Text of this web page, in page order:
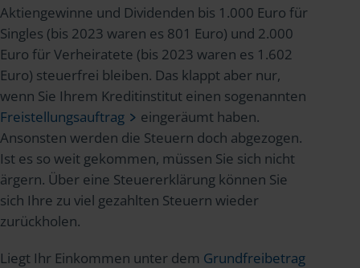
Aktiengewinne und Dividenden bis 1.000 Euro für
Singles (bis 2023 waren es 801 Euro) und 2.000
Euro für Verheiratete (bis 2023 waren es 1.602
Euro) steuerfrei bleiben. Das klappt aber nur,
wenn Sie Ihrem Kreditinstitut einen sogenannten
Freistellungsauftrag
eingeräumt haben.
Ansonsten werden die Steuern doch abgezogen.
Ist es so weit gekommen, müssen Sie sich nicht
ärgern. Über eine Steuererklärung können Sie
sich Ihre zu viel gezahlten Steuern wieder
zurückholen.
Liegt Ihr Einkommen unter dem Grundfreibetrag